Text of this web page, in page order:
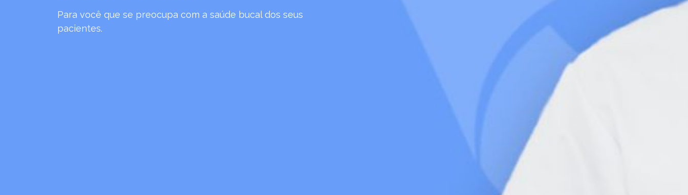
Para você que se preocupa com a saúde bucal dos seus
pacientes.